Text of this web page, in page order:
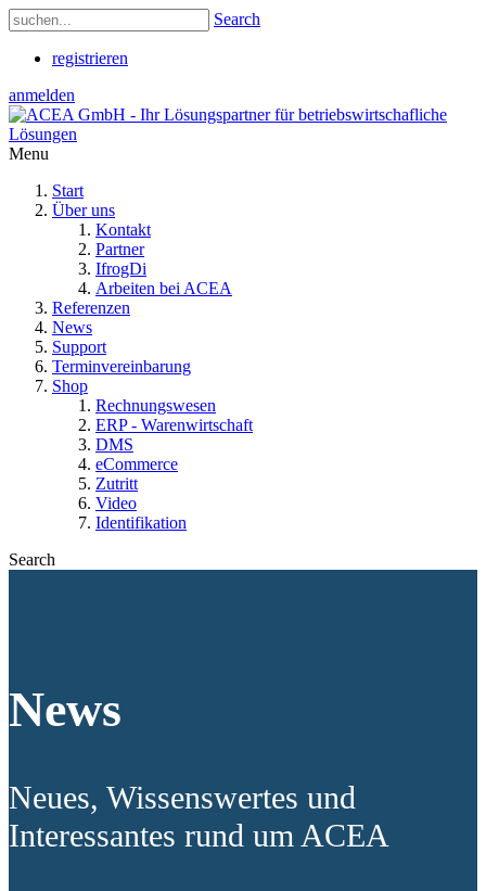
Search
registrieren
anmelden
Menu
Start
Über uns
Kontakt
Partner
IfrogDi
Arbeiten bei ACEA
Referenzen
News
Support
Terminvereinbarung
Shop
Rechnungswesen
ERP - Warenwirtschaft
DMS
eCommerce
Zutritt
Video
Identifikation
Search
News
Neues, Wissenswertes und
Interessantes rund um ACEA